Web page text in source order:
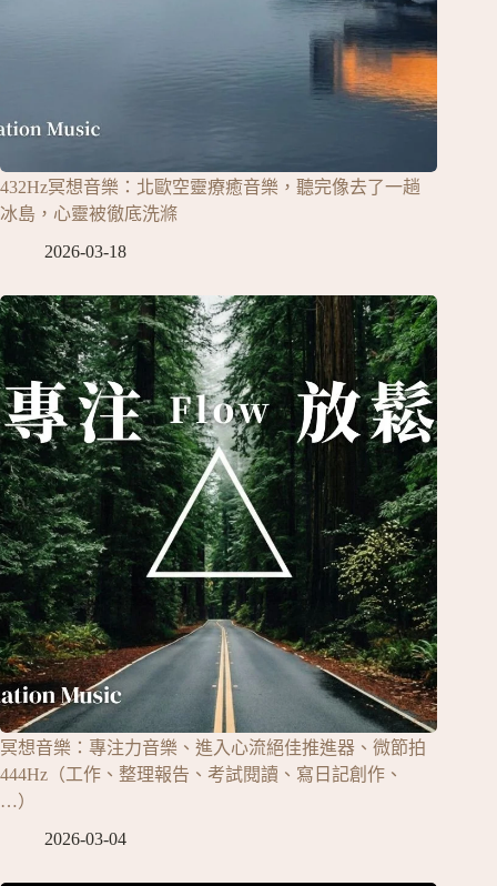
432Hz冥想音樂：北歐空靈療癒音樂，聽完像去了一趟
冰島，心靈被徹底洗滌
2026-03-18
冥想音樂：專注力音樂、進入心流絕佳推進器、微節拍
444Hz（工作、整理報告、考試閱讀、寫日記創作、
…）
2026-03-04